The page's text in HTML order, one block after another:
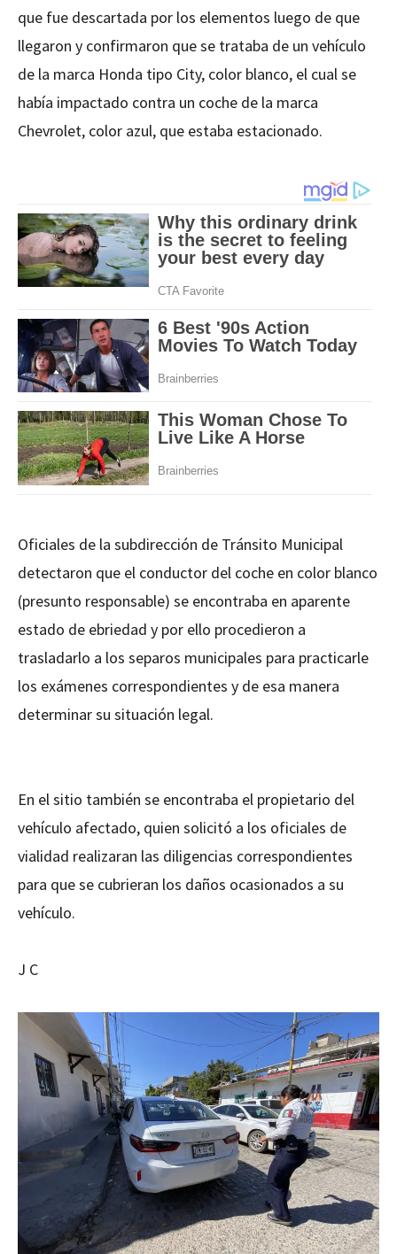
que fue descartada por los elementos luego de que
llegaron y confirmaron que se trataba de un vehículo
de la marca Honda tipo City, color blanco, el cual se
había impactado contra un coche de la marca
Chevrolet, color azul, que estaba estacionado.
Oficiales de la subdirección de Tránsito Municipal
detectaron que el conductor del coche en color blanco
(presunto responsable) se encontraba en aparente
estado de ebriedad y por ello procedieron a
trasladarlo a los separos municipales para practicarle
los exámenes correspondientes y de esa manera
determinar su situación legal.
En el sitio también se encontraba el propietario del
vehículo afectado, quien solicitó a los oficiales de
vialidad realizaran las diligencias correspondientes
para que se cubrieran los daños ocasionados a su
vehículo.
J C